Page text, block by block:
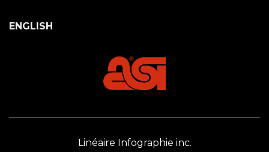
ENGLISH
Linéaire Infographie inc.